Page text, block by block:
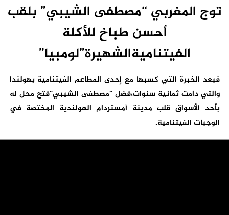
توج المغربي “مصطفى الشيبي” بلقب
أحسن طباخ للأكلة
الفيتناميةالشهيرة”لومبيا”
فبعد الخبرة التي كسبها مع إحدى المطاعم الفيتنامية بهولندا
والتي دامت ثمانية سنوات،فضل “مصطفى الشيبي”فتح محل له
بأحد الأسواق قلب مدينة أمستردام الهولندية المختصة في
الوجبات الفيتنامية.